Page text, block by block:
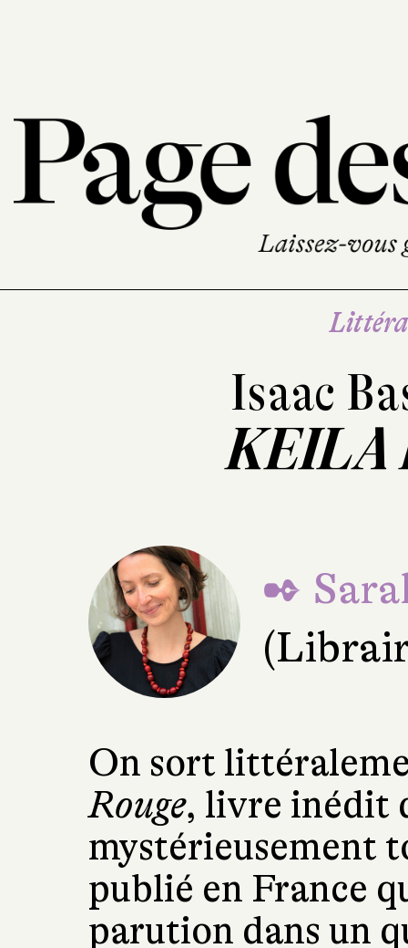
Isaac
KEILA
✒
On sort
Rouge, livre inédit
mystérieusement
publié en France
parution dans un